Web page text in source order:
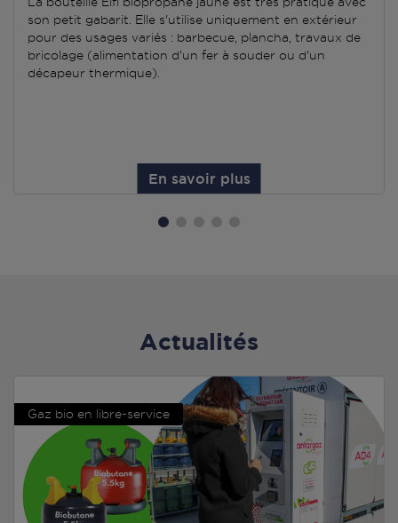
son petit gabarit. Elle s'utilise uniquement en extérieur
pour des usages variés : barbecue, plancha, travaux de
bricolage (alimentation d'un fer à souder ou d'un
décapeur thermique).
En savoir plus
Actualités
Gaz bio en libre-service